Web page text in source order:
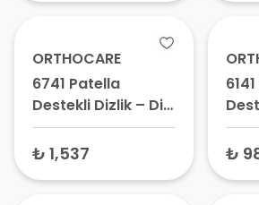
ORTHOCARE
6741 Patella
Destekli Dizlik – Diz
Kapağı Sabitleyici,
Medikal Dizlik Atel
₺ 1,537
Atel,
₺